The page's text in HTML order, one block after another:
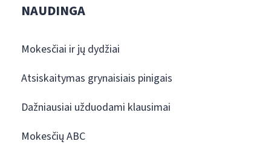
NAUDINGA
Mokesčiai ir jų dydžiai
Atsiskaitymas grynaisiais pinigais
Dažniausiai užduodami klausimai
Mokesčių ABC